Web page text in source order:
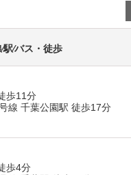
駅⁄バス・徒歩
歩11分
線 千葉公園駅 徒歩17分
歩4分